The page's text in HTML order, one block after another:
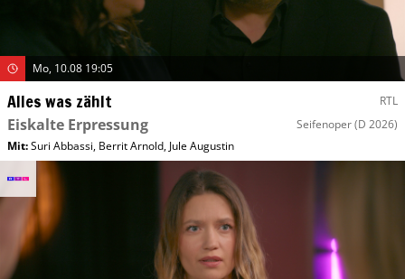
Mo, 10.08 19:05
Alles was zählt RTL
Eiskalte Erpressung Seifenoper(D 2026)
Mit:Suri Abbassi, Berrit Arnold, Jule Augustin